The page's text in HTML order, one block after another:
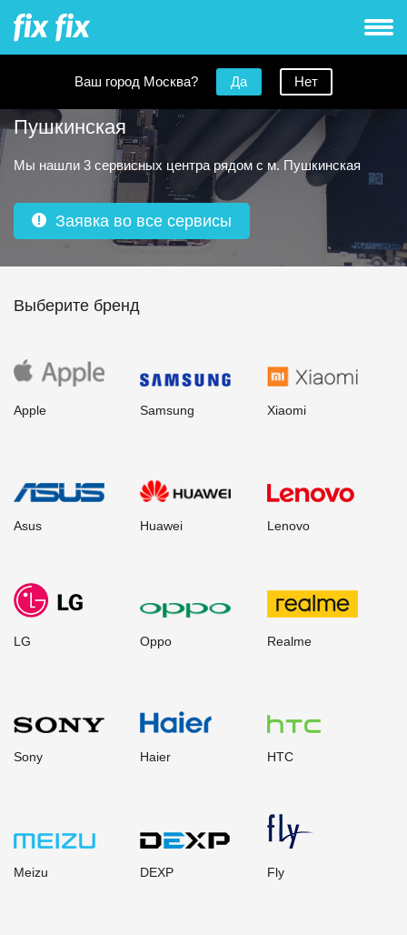
Ваш город Москва? Да Нет
Ремонт телефонов рядом с метро
Пушкинская
Мы нашли 3 сервисных центра рядом с м. Пушкинская
Заявка во все сервисы
Выберите бренд
Apple Samsung Xiaomi
Asus Huawei Lenovo
LG Oppo Realme
Sony Haier HTC
Meizu DEXP Fly